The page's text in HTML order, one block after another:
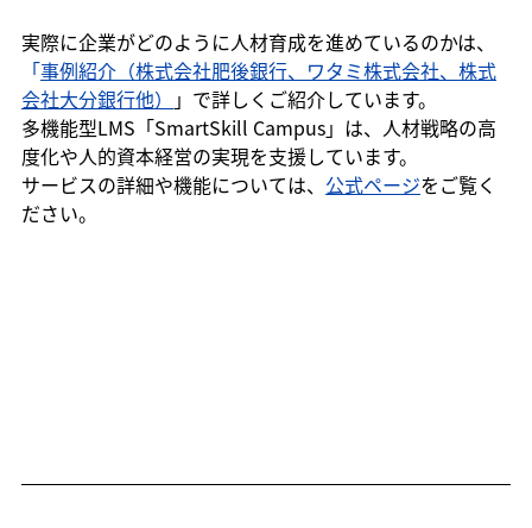
実際に企業がどのように人材育成を進めているのかは、
「事例紹介（株式会社肥後銀行、ワタミ株式会社、株式
会社大分銀行他）
」で詳しくご紹介しています。
多機能型LMS「SmartSkill Campus」は、人材戦略の高
度化や人的資本経営の実現を支援しています。
サービスの詳細や機能については、 公式ページをご覧く
ださい。